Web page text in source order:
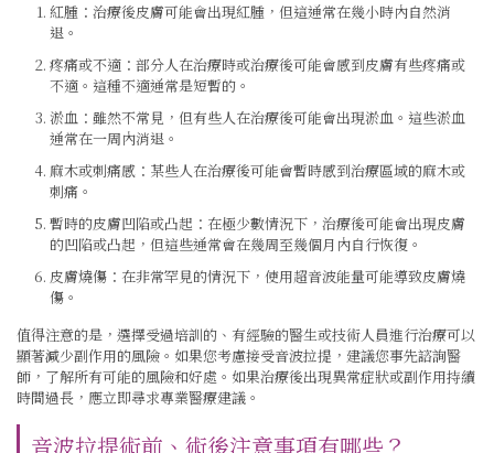
紅腫：治療後皮膚可能會出現紅腫，但這通常在幾小時內自然消
退。
疼痛或不適：部分人在治療時或治療後可能會感到皮膚有些疼痛或
不適。這種不適通常是短暫的。
淤血：雖然不常見，但有些人在治療後可能會出現淤血。這些淤血
通常在一周內消退。
麻木或刺痛感：某些人在治療後可能會暫時感到治療區域的麻木或
刺痛。
暫時的皮膚凹陷或凸起：在極少數情況下，治療後可能會出現皮膚
的凹陷或凸起，但這些通常會在幾周至幾個月內自行恢復。
皮膚燒傷：在非常罕見的情況下，使用超音波能量可能導致皮膚燒
傷。
值得注意的是，選擇受過培訓的、有經驗的醫生或技術人員進行治療可以
顯著減少副作用的風險。如果您考慮接受音波拉提，建議您事先諮詢醫
師，了解所有可能的風險和好處。如果治療後出現異常症狀或副作用持續
時間過長，應立即尋求專業醫療建議。
音波拉提術前、術後注意事項有哪些？